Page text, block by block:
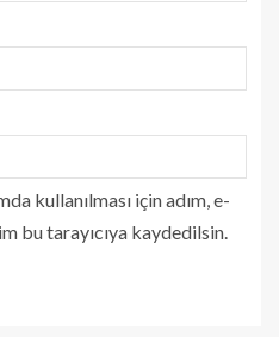
kullanılması için adım, e-
bu tarayıcıya kaydedilsin.